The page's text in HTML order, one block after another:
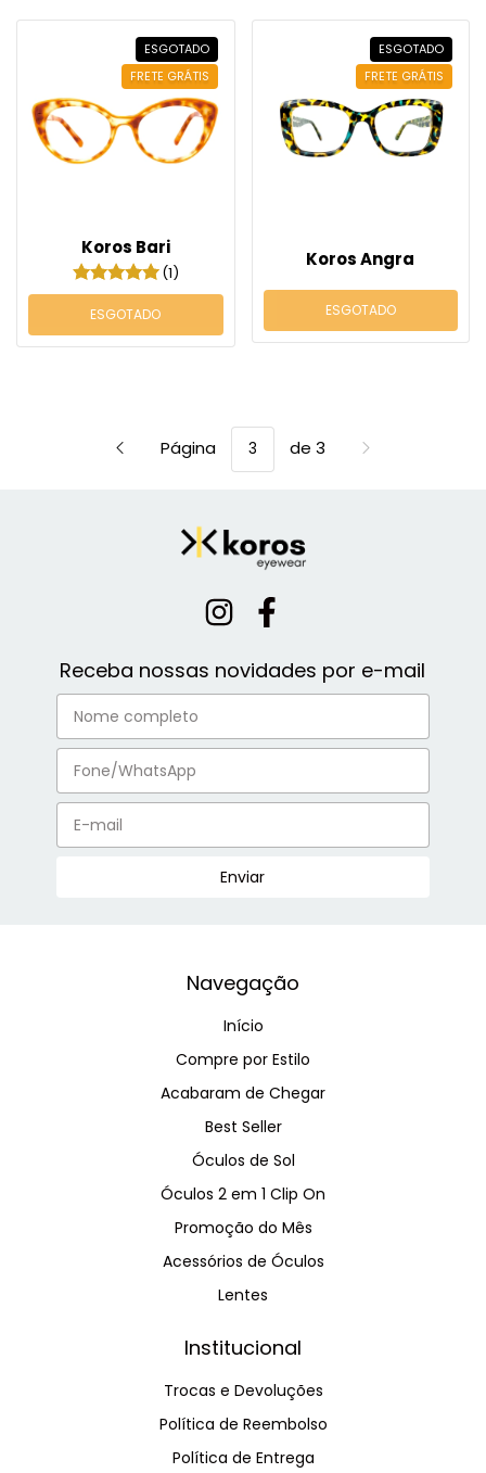
ESGOTADO
FRETE GRÁTIS
Koros Bari
(1)
ESGOTADO
ESGOTADO
FRETE GRÁTIS
Koros Angra
ESGOTADO
Página de 3
Receba nossas novidades por e-mail
Navegação
Início
Compre por Estilo
Acabaram de Chegar
Best Seller
Óculos de Sol
Óculos 2 em 1 Clip On
Promoção do Mês
Acessórios de Óculos
Lentes
Institucional
Trocas e Devoluções
Política de Reembolso
Política de Entrega